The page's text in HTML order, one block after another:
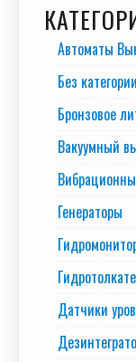
Автоматы
Без категории
Бронзовое
Вакуумный
Генераторы
Датчики